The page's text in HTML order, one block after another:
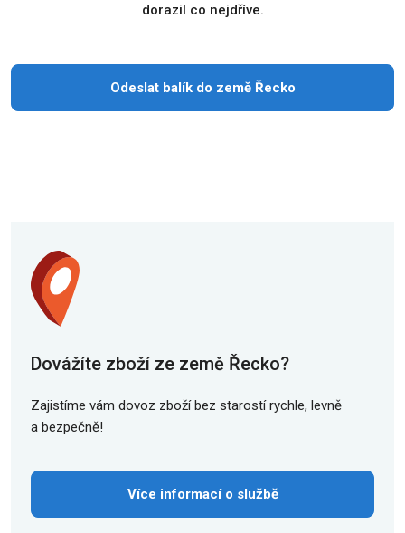
dorazil co nejdříve.
Odeslat balík do země Řecko
Dovážíte zboží ze země Řecko?
Zajistíme vám dovoz zboží bez starostí rychle, levně
a bezpečně!
Více informací o službě